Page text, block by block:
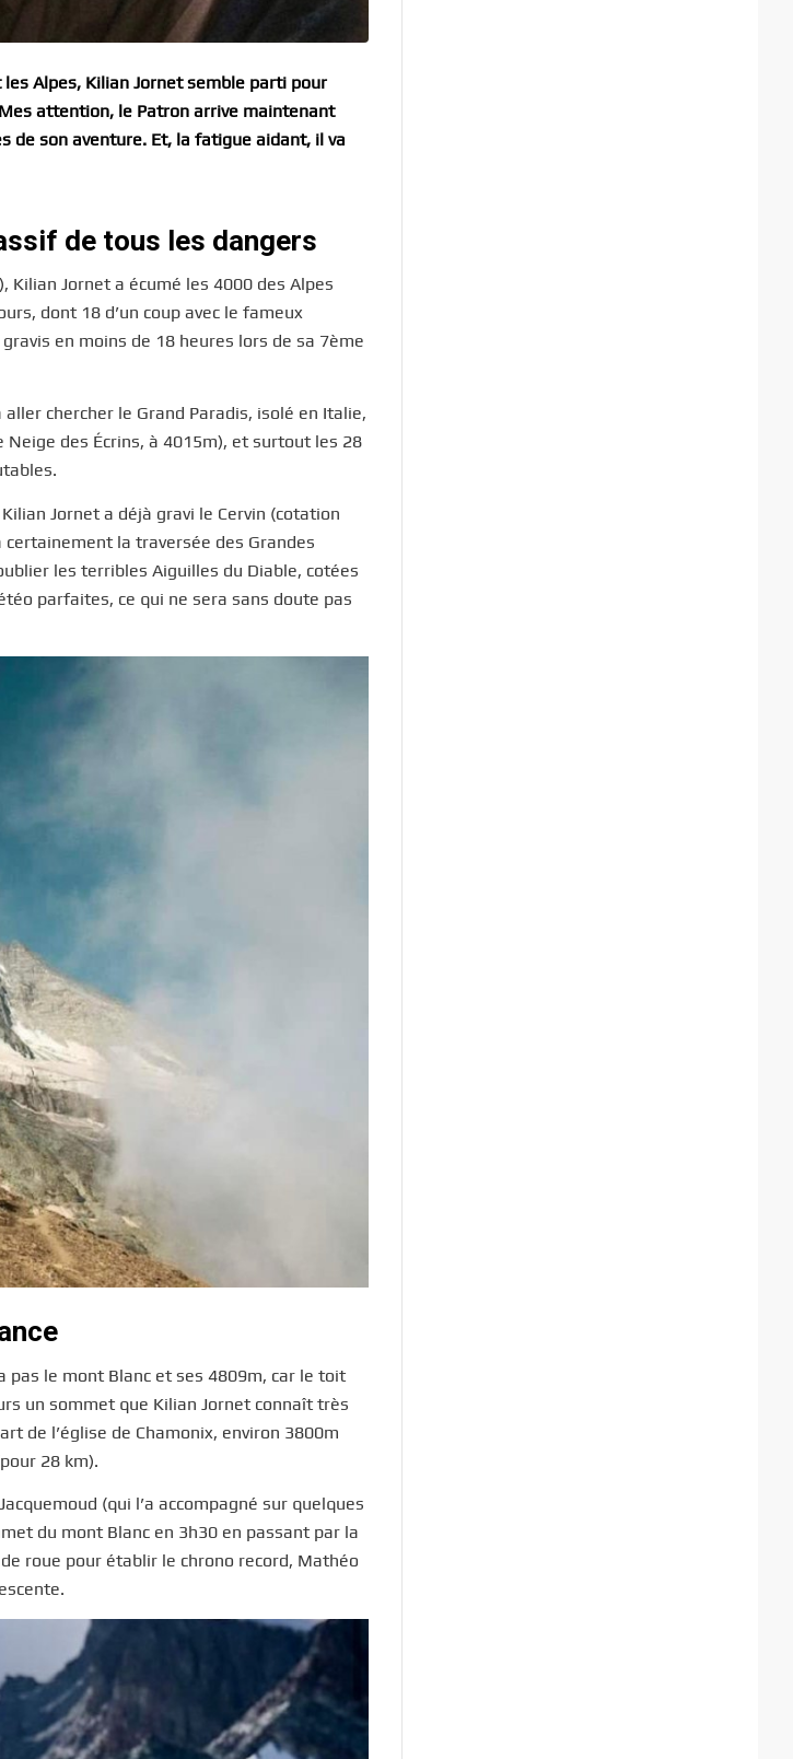
Alpes, Kilian Jornet semble parti pour
attention, le Patron arrive maintenant
de son aventure. Et, la fatigue aidant, il va
de tous les dangers
Kilian Jornet a écumé les 4000 des Alpes
dont 18 d’un coup avec le fameux
en moins de 18 heures lors de sa 7ème
chercher le Grand Paradis, isolé en Italie,
des Écrins, à 4015m), et surtout les 28
Jornet a déjà gravi le Cervin (cotation
la traversée des Grandes
les terribles Aiguilles du Diable, cotées
parfaites, ce qui ne sera sans doute pas
le mont Blanc et ses 4809m, car le toit
un sommet que Kilian Jornet connaît très
de l’église de Chamonix, environ 3800m
28 km).
(qui l’a accompagné sur quelques
du mont Blanc en 3h30 en passant par la
roue pour établir le chrono record, Mathéo